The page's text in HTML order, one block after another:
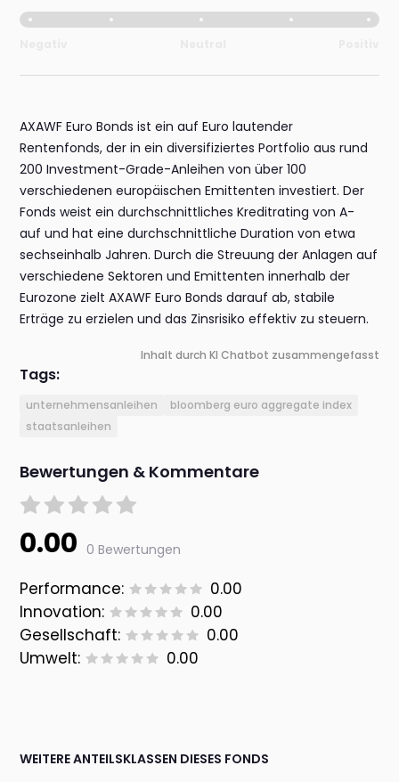
AXAWF Euro Bonds ist ein auf Euro lautender
Rentenfonds, der in ein diversifiziertes Portfolio aus rund
200 Investment-Grade-Anleihen von über 100
verschiedenen europäischen Emittenten investiert. Der
Fonds weist ein durchschnittliches Kreditrating von A-
auf und hat eine durchschnittliche Duration von etwa
sechseinhalb Jahren. Durch die Streuung der Anlagen auf
verschiedene Sektoren und Emittenten innerhalb der
Eurozone zielt AXAWF Euro Bonds darauf ab, stabile
Erträge zu erzielen und das Zinsrisiko effektiv zu steuern.
Inhalt durch KI Chatbot zusammengefasst
Tags:
unternehmensanleihen
bloomberg euro aggregate index
staatsanleihen
Bewertungen & Kommentare
0.00 0 Bewertungen
Performance:
0.00
Innovation:
0.00
Gesellschaft:
0.00
Umwelt:
0.00
WEITERE ANTEILSKLASSEN DIESES FONDS